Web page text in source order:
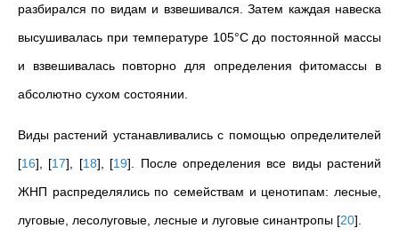
разбирался по видам и взвешивался. Затем каждая навеска
высушивалась при температуре 105°С до постоянной массы
и взвешивалась повторно для определения фитомассы в
абсолютно сухом состоянии.
Виды растений устанавливались с помощью определителей
[16] [17] [18] [19] . После определения все виды растений
ЖНП распределялись по семействам и ценотипам: лесные,
луговые, лесолуговые, лесные и луговые синантропы [20]